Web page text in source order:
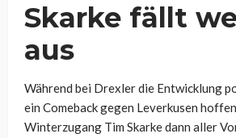
Skarke fällt
aus
Während bei Drexler die Entwicklung
ein Comeback gegen Leverkusen
Winterzugang Tim Skarke dann aller